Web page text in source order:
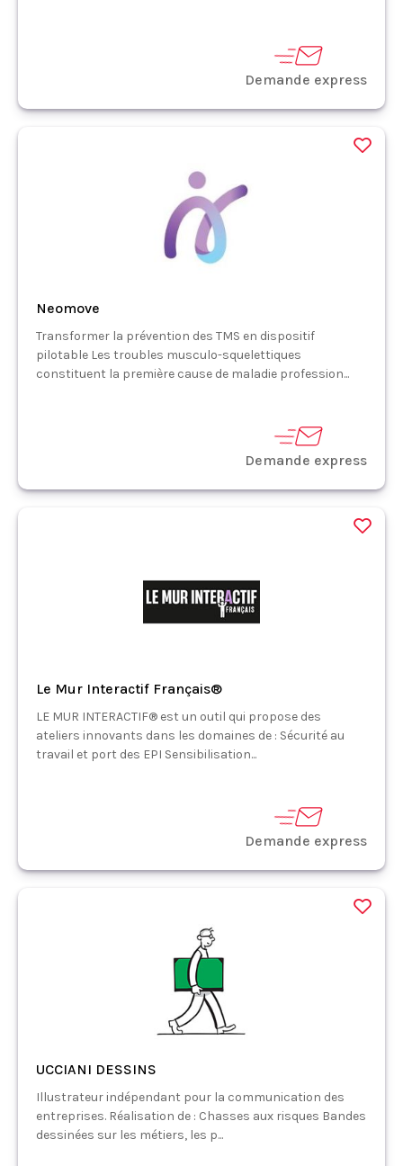
Demande express
Neomove
Transformer la prévention des TMS en dispositif
pilotable Les troubles musculo-squelettiques
constituent la première cause de maladie profession...
Demande express
Le Mur Interactif Français®
LE MUR INTERACTIF® est un outil qui propose des
ateliers innovants dans les domaines de : Sécurité au
travail et port des EPI Sensibilisation...
Demande express
UCCIANI DESSINS
Illustrateur indépendant pour la communication des
entreprises. Réalisation de : Chasses aux risques Bandes
dessinées sur les métiers, les p...